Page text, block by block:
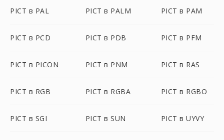
PICT в PAL PICT в PALM PICT в PAM
PICT в PCD PICT в PDB PICT в PFM
PICT в PICON PICT в PNM PICT в RAS
PICT в RGB PICT в RGBA PICT в RGBO
PICT в SGI PICT в SUN PICT в UYVY